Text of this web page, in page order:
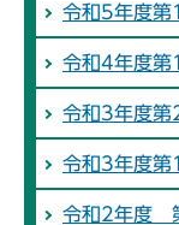
令和5年度
令和4年度第
令和3年度第
令和3年度第
令和2年度